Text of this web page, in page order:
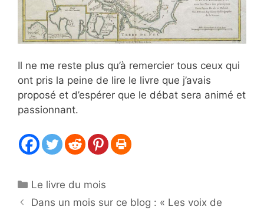
Il ne me reste plus qu’à remercier tous ceux qui
ont pris la peine de lire le livre que j’avais
proposé et d’espérer que le débat sera animé et
passionnant.
Catégories
Le livre du mois
Dans un mois sur ce blog : « Les voix de